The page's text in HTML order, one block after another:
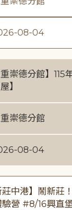
08-04
重崇德分館】115
】
崇德分館
08-04
莊中港】鬧新莊
營 #8/16興直